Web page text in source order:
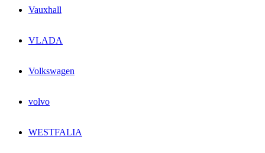
Vauxhall
VLADA
Volkswagen
volvo
WESTFALIA